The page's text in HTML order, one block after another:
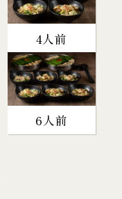
4人前
6人前